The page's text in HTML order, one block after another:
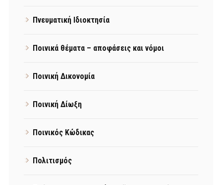
Πνευματική Ιδιοκτησία
Ποινικά θέματα – αποφάσεις και νόμοι
Ποινική Δικονομία
Ποινική Δίωξη
Ποινικός Κώδικας
Πολιτισμός